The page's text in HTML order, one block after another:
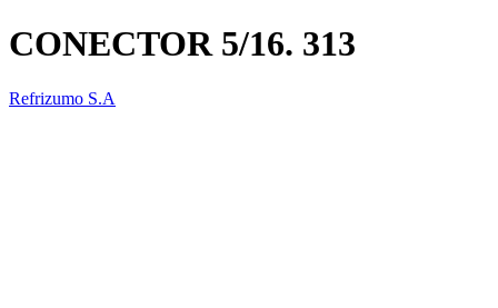
CONECTOR 5/16. 313
Refrizumo S.A